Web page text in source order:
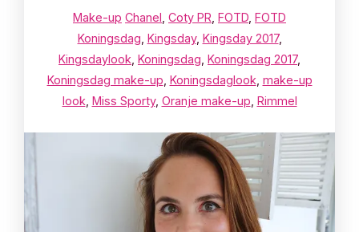
Make-up Chanel Coty PR FOTD FOTD
Koningsdag Kingsday, Kingsday 2017,
Kingsdaylook Koningsdag Koningsdag 2017,
Koningsdag make-up Koningsdaglook make-up
look Miss Sporty, Oranje make-up Rimmel